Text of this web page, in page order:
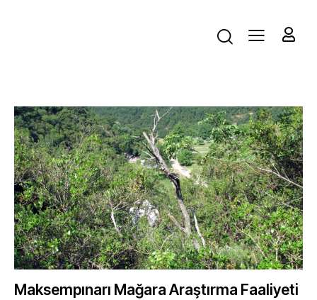
Maksempınarı Mağara Araştırma Faaliyeti